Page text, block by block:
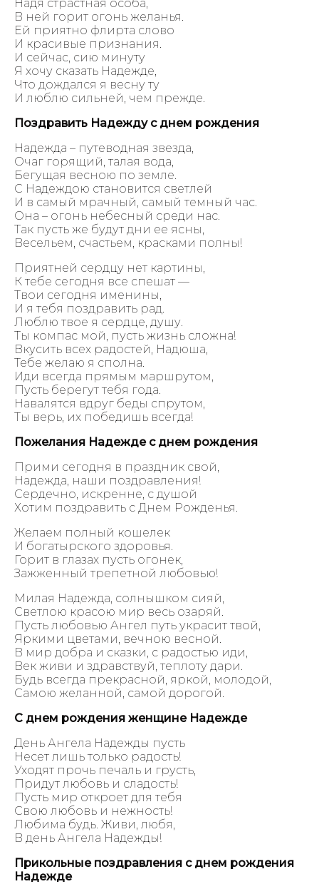
Надя страстная особа,
В ней горит огонь желанья.
Ей приятно флирта слово
И красивые признания.
И сейчас, сию минуту
Я хочу сказать Надежде,
Что дождался я весну ту
И люблю сильней, чем прежде.
Поздравить Надежду с днем рождения
Надежда – путеводная звезда,
Очаг горящий, талая вода,
Бегущая весною по земле.
С Надеждою становится светлей
И в самый мрачный, самый темный час.
Она – огонь небесный среди нас.
Так пусть же будут дни ее ясны,
Весельем, счастьем, красками полны!
Приятней сердцу нет картины,
К тебе сегодня все спешат —
Твои сегодня именины,
И я тебя поздравить рад.
Люблю твое я сердце, душу.
Ты компас мой, пусть жизнь сложна!
Вкусить всех радостей, Надюша,
Тебе желаю я сполна.
Иди всегда прямым маршрутом,
Пусть берегут тебя года.
Навалятся вдруг беды спрутом,
Ты верь, их победишь всегда!
Пожелания Надежде с днем рождения
Прими сегодня в праздник свой,
Надежда, наши поздравления!
Сердечно, искренне, с душой
Хотим поздравить с Днем Рожденья.
Желаем полный кошелек
И богатырского здоровья.
Горит в глазах пусть огонек,
Зажженный трепетной любовью!
Милая Надежда, солнышком сияй,
Светлою красою мир весь озаряй.
Пусть любовью Ангел путь украсит твой,
Яркими цветами, вечною весной.
В мир добра и сказки, с радостью иди,
Век живи и здравствуй, теплоту дари.
Будь всегда прекрасной, яркой, молодой,
Самою желанной, самой дорогой.
С днем рождения женщине Надежде
День Ангела Надежды пусть
Несет лишь только радость!
Уходят прочь печаль и грусть,
Придут любовь и сладость!
Пусть мир откроет для тебя
Свою любовь и нежность!
Любима будь. Живи, любя,
В день Ангела Надежды!
Прикольные поздравления с днем рождения
Надежде